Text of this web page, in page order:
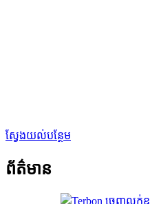
ស្វែងយល់បន្ថែម
ព័ត៌មាន